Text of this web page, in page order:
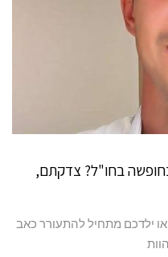
בחו"ל? צדקתם,
או ילדכם מתחיל להתעורר כאב